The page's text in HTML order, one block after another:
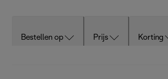
Bestellen op Prijs Korting